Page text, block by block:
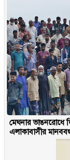
মেঘনার ভাঙনরোধে
এলাকাবাসীর